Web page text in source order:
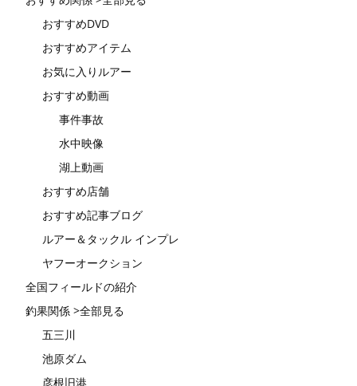
おすすめDVD
おすすめアイテム
お気に入りルアー
おすすめ動画
事件事故
水中映像
湖上動画
おすすめ店舗
おすすめ記事ブログ
ルアー＆タックル インプレ
ヤフーオークション
全国フィールドの紹介
釣果関係 >全部見る
五三川
池原ダム
彦根旧港